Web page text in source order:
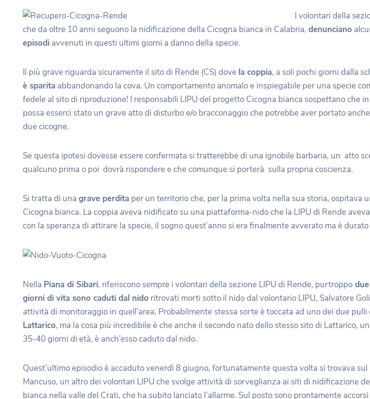
I volontari della
che da oltre 10 anni seguono la nidificazione della Cicogna bianca in Calabria, denunciano
episodi avvenuti in questi ultimi giorni a danno della specie.
Il più grave riguarda sicuramente il sito di Rende (CS) dove la coppia, a soli pochi giorni dalla
è sparita abbandonando la cova. Un comportamento anomalo e inspiegabile per una specie
fedele al sito di riproduzione! I responsabili LIPU del progetto Cicogna bianca sospettano che
possa esserci stato un grave atto di disturbo e/o bracconaggio che potrebbe aver portato
due cicogne.
Se questa ipotesi dovesse essere confermata si tratterebbe di una ignobile barbaria, un atto
qualcuno prima o poi dovrà rispondere e che comunque si porterà sulla propria coscienza.
Si tratta di una grave perdita per un territorio che, per la prima volta nella sua storia, ospitava
Cicogna bianca. La coppia aveva nidificato su una piattaforma-nido che la LIPU di Rende
con la speranza di attirare la specie, il sogno quest’anno si era finalmente avverato ma è durato
Nella Piana di Sibari, riferiscono sempre i volontari della sezione LIPU di Rende, purtroppo
giorni di vita sono caduti dal nido ritrovati morti sotto il nido dal volontario LIPU, Salvatore
attività di monitoraggio in quell’area. Probabilmente stessa sorte è toccata ad uno dei due pulli
Lattarico, ma la cosa più incredibile è che anche il secondo nato dello stesso sito di Lattarico,
35-40 giorni di età, è anch’esso caduto dal nido.
Quest’ultimo episodio è accaduto venerdì 8 giugno, fortunatamente questa volta si trovava
Mancuso, un altro dei volontari LIPU che svolge attività di sorveglianza ai siti di nidificazione
bianca nella valle del Crati, che ha subito lanciato l’allarme. Sul posto sono prontamente